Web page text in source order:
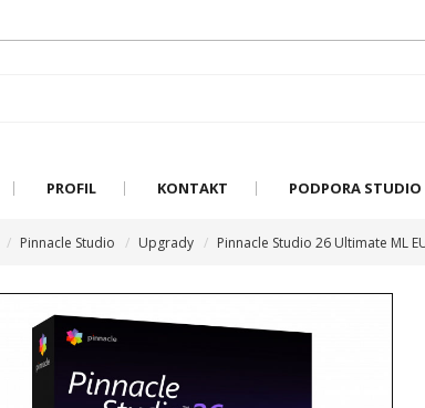
PROFIL KONTAKT PODPORA STUDIO
Pinnacle Studio Upgrady Pinnacle Studio 26 Ultimate ML